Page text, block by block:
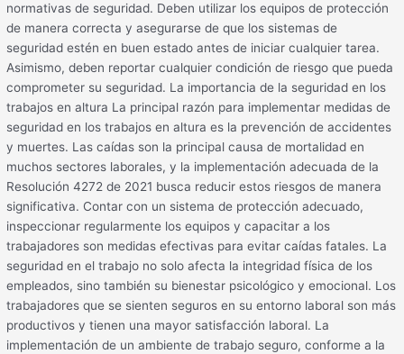
normativas de seguridad. Deben utilizar los equipos de protección
de manera correcta y asegurarse de que los sistemas de
seguridad estén en buen estado antes de iniciar cualquier tarea.
Asimismo, deben reportar cualquier condición de riesgo que pueda
comprometer su seguridad. La importancia de la seguridad en los
trabajos en altura La principal razón para implementar medidas de
seguridad en los trabajos en altura es la prevención de accidentes
y muertes. Las caídas son la principal causa de mortalidad en
muchos sectores laborales, y la implementación adecuada de la
Resolución 4272 de 2021 busca reducir estos riesgos de manera
significativa. Contar con un sistema de protección adecuado,
inspeccionar regularmente los equipos y capacitar a los
trabajadores son medidas efectivas para evitar caídas fatales. La
seguridad en el trabajo no solo afecta la integridad física de los
empleados, sino también su bienestar psicológico y emocional. Los
trabajadores que se sienten seguros en su entorno laboral son más
productivos y tienen una mayor satisfacción laboral. La
implementación de un ambiente de trabajo seguro, conforme a la